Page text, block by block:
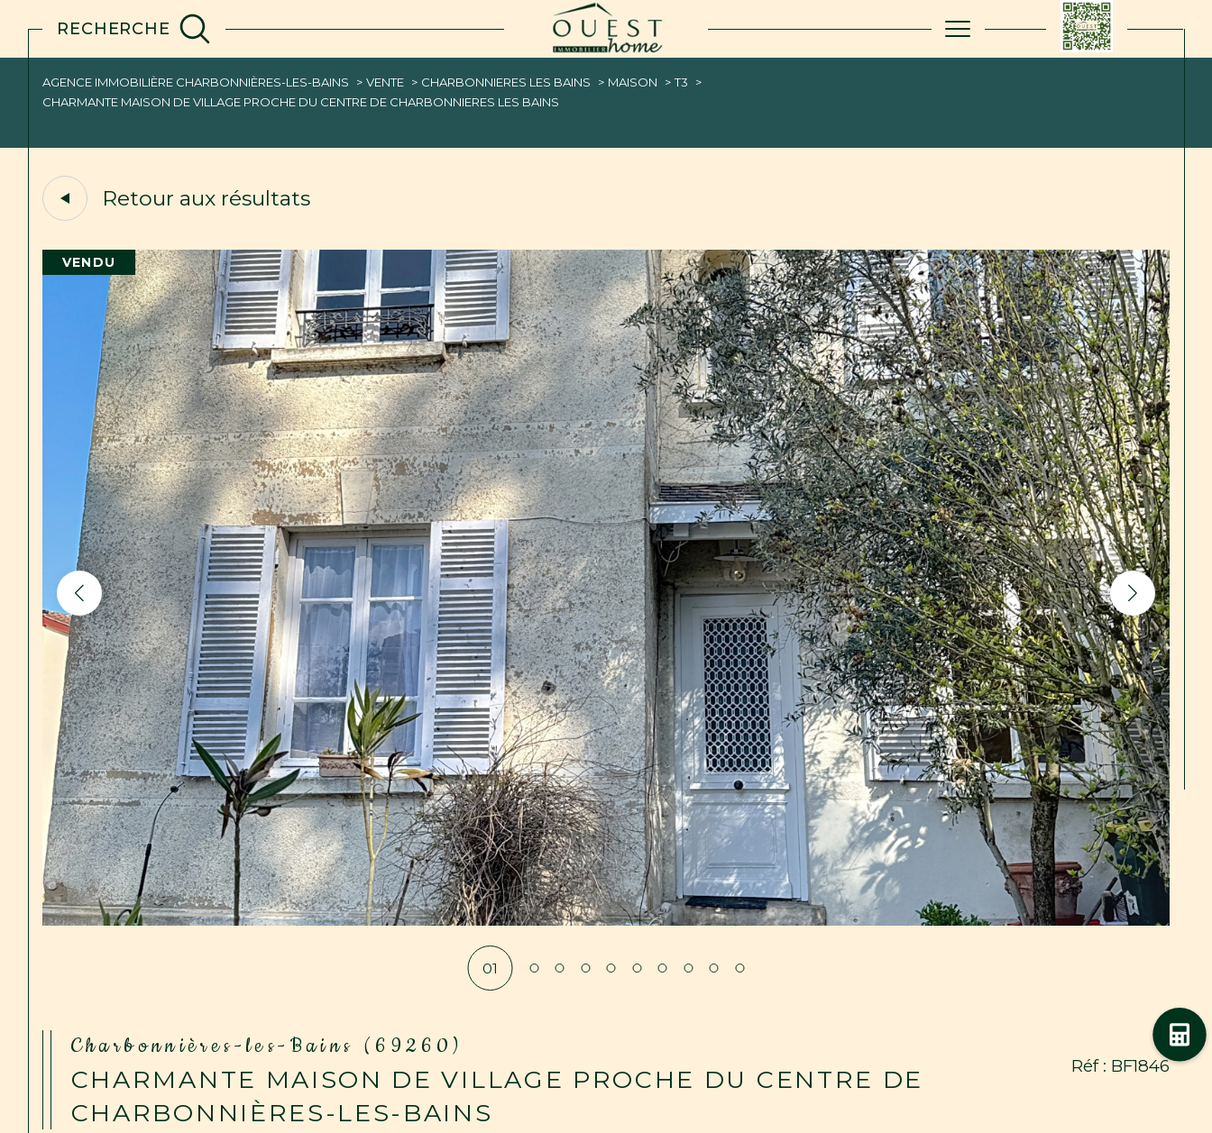
RECHERCHE
Acheter
du neuf
Estimer
voir les0annonces
AGENCE IMMOBILIÈRE CHARBONNIÈRES-LES-BAINS VENTE CHARBONNIERES LES BAINS MAISON
T3
CHARMANTE MAISON DE VILLAGE PROCHE DU CENTRE DE CHARBONNIERES LES BAINS
Retour aux résultats
VENDU
01
Charbonnières-les-Bains (69260)
CHARMANTE MAISON DE VILLAGE PROCHE DU CENTRE DE
CHARBONNIÈRES-LES-BAINS
Réf : BF1846